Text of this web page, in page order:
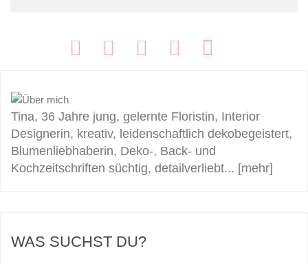
Tina, 36 Jahre jung, gelernte Floristin, Interior
Designerin, kreativ, leidenschaftlich dekobegeistert,
Blumenliebhaberin, Deko-, Back- und
Kochzeitschriften süchtig, detailverliebt... [mehr]
WAS SUCHST DU?